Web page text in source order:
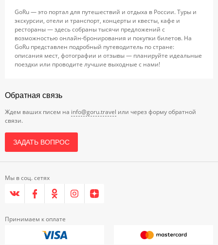
GoRu — это портал для путешествий и отдыха в России. Туры и
экскурсии, отели и транспорт, концерты и квесты, кафе и
рестораны — здесь собраны тысячи предложений с
возможностью онлайн-бронирования и покупки билетов. На
GoRu представлен подробный путеводитель по стране:
описания мест, фотографии и отзывы — планируйте идеальные
поездки или проводите лучшие выходные с нами!
Обратная связь
Ждем ваших писем на info@goru.travel или через форму обратной
связи.
ЗАДАТЬ ВОПРОС
Мы в соц. сетях
Принимаем к оплате